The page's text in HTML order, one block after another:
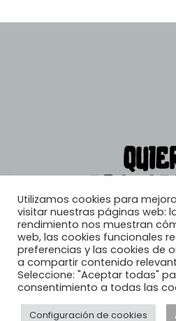
© 2026, Quiero
Utilizamos cookies para
visitar nuestras páginas web:
rendimiento nos muestran
web, las cookies funcionales
preferencias y las cookies de
a compartir contenido
Seleccione: "Aceptar todas"
consentimiento a todas las
Configuración de cookies